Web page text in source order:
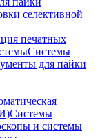
селективной
печатных
Системы
для пайки
Системы
и системы